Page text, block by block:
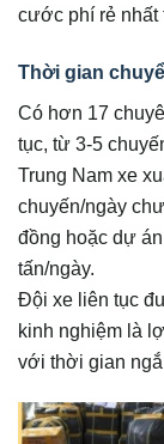
cước phí rẻ nhất
Thời gian
Có hơn 17
tục, từ 3-5
Trung Nam xe
chuyến/ngày
đồng hoặc dự
tấn/ngày.
Đội xe liên tục
kinh nghiệm là
với thời gian